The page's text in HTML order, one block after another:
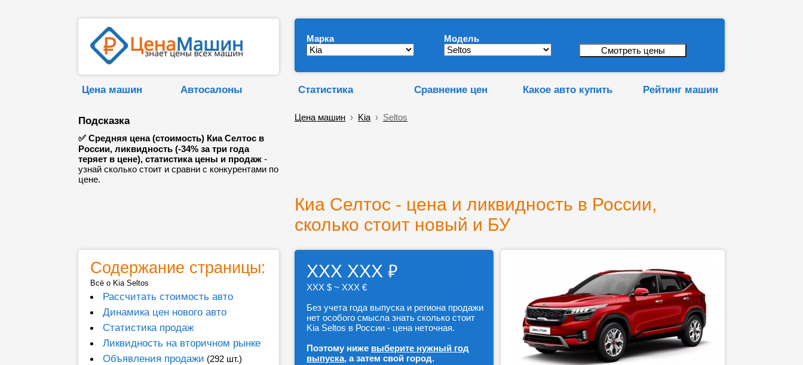
Марка Модель
Цена машин Автосалоны Статистика Сравнение цен Какое авто купить Рейтинг машин
Подсказка
✅ Средняя цена (стоимость) Киа Селтос в
России, ликвидность (-34% за три года
теряет в цене), статистика цены и продаж -
узнай сколько стоит и сравни с конкурентами по
цене.
Цена машин › Kia › Seltos
Киа Селтос - цена и ликвидность в России,
сколько стоит новый и БУ
Содержание страницы:
Всё о Kia Seltos
Рассчитать стоимость авто
Динамика цен нового авто
Статистика продаж
Ликвидность на вторичном рынке
Объявления продажи (292 шт.)
ХХХ ХХХ ₽
ХХХ $ ~ ХХХ €
Без учета года выпуска и региона продажи
нет особого смысла знать сколько стоит
Kia Seltos в России - цена неточная.
Поэтому ниже выберите нужный год
выпуска, а затем свой город.